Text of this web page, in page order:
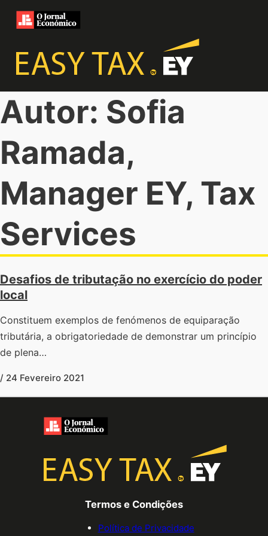
Autor: Sofia
Ramada,
Manager EY, Tax
Services
Desafios de tributação no exercício do poder
local
Constituem exemplos de fenómenos de equiparação
tributária, a obrigatoriedade de demonstrar um princípio
de plena…
/ 24 Fevereiro 2021
Termos e Condições
Política de Privacidade